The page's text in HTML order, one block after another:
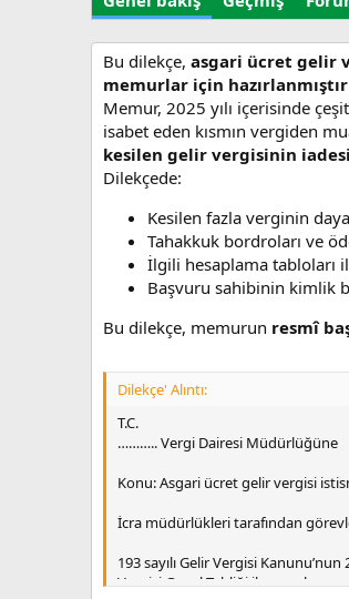
r
Bu dilekçe, asgari ücret gelir
memurlar için hazırlanmıştır
Memur, 2025 yılı içerisinde
isabet eden kısmın vergiden
kesilen gelir vergisinin
Dilekçede:
Kesilen fazla verginin
Tahakkuk bordroları ve
İlgili hesaplama tabloları
Başvuru sahibinin kimlik
Bu dilekçe, memurun resmî
Dilekçe' Alıntı:
T.C.
……….. Vergi Dairesi Müdürlüğüne
Konu: Asgari ücret gelir vergisi
İcra müdürlükleri tarafından
193 sayılı Gelir Vergisi
Vergisi Genel Tebliği ile uygulama